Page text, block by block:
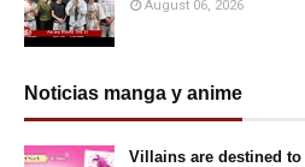
August 06, 2026
Noticias manga y anime
Villains are destined